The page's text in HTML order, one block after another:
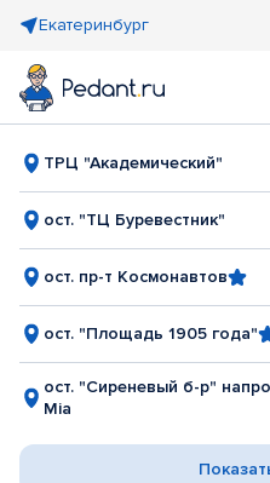
Екатеринбург
ТРЦ "Академический"
ост. "ТЦ Буревестник"
ост. пр-т Космонавтов
ост. "Площадь 1905 года"
ост. "Сиреневый б-р"
Mia